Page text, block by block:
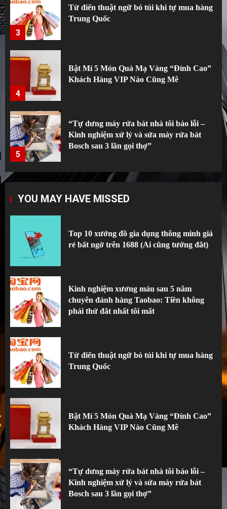
3
Từ điển thuật ngữ bỏ túi khi tự mua hàng
Trung Quốc
4
Bật Mí 5 Món Quà Mạ Vàng “Đỉnh Cao”
Khách Hàng VIP Nào Cũng Mê
5
“Tự dưng máy rửa bát nhà tôi báo lỗi –
Kinh nghiệm xử lý và sửa máy rửa bát
Bosch sau 3 lần gọi thợ”
1
rẻ bất ngờ trên 1688 (Ai cũng tưởng đắt)
2
Kinh nghiệm xương máu sau 5 năm
3
Từ điển thuật ngữ bỏ túi khi tự mua hàng
YOU MAY HAVE MISSED
Top 10 xưởng đồ gia dụng thông minh giá
rẻ bất ngờ trên 1688 (Ai cũng tưởng đắt)
Kinh nghiệm xương máu sau 5 năm
chuyên đánh hàng Taobao: Tiền không
phải thứ đắt nhất tôi mất
Từ điển thuật ngữ bỏ túi khi tự mua hàng
Trung Quốc
Bật Mí 5 Món Quà Mạ Vàng “Đỉnh Cao”
Khách Hàng VIP Nào Cũng Mê
“Tự dưng máy rửa bát nhà tôi báo lỗi –
Kinh nghiệm xử lý và sửa máy rửa bát
Bosch sau 3 lần gọi thợ”